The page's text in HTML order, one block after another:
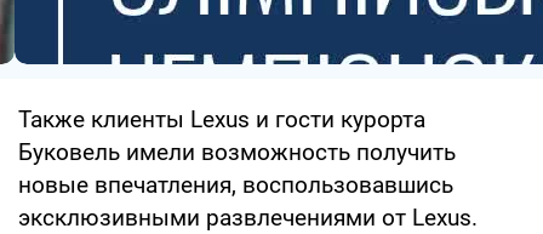
Также клиенты Lexus и гости курорта
Буковель имели возможность получить
новые впечатления, воспользовавшись
эксклюзивными развлечениями от Lexus.